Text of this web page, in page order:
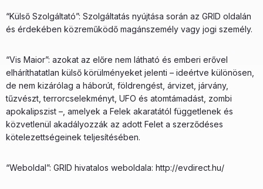
“Külső Szolgáltató”: Szolgáltatás nyújtása során az GRID oldalán
és érdekében közreműködő magánszemély vagy jogi személy.
“Vis Maior”: azokat az előre nem látható és emberi erővel
elháríthatatlan külső körülményeket jelenti – ideértve különösen,
de nem kizárólag a háborút, földrengést, árvizet, járvány,
tűzvészt, terrorcselekményt, UFO és atomtámadást, zombi
apokalipszist –, amelyek a Felek akaratától függetlenek és
közvetlenül akadályozzák az adott Felet a szerződéses
kötelezettségeinek teljesítésében.
“Weboldal”: GRID hivatalos weboldala: http://evdirect.hu/